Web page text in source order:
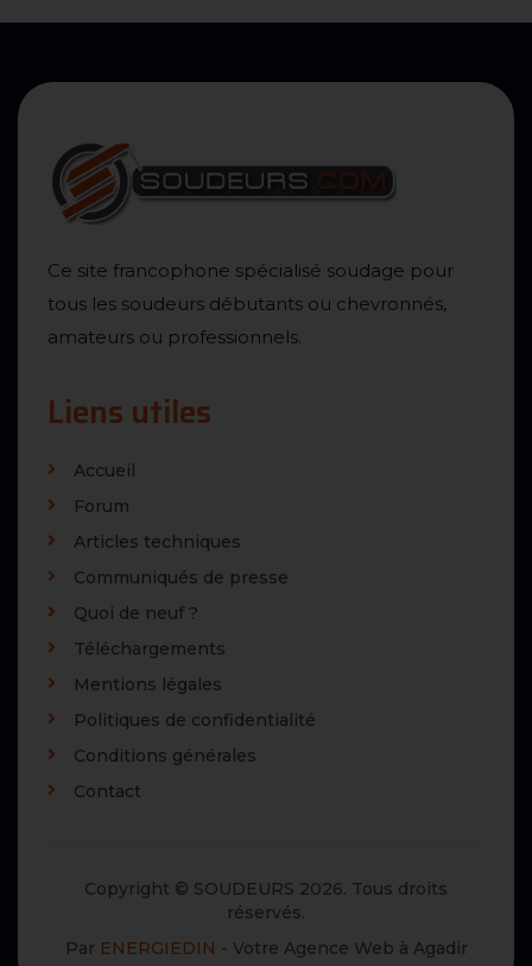
Ce site francophone spécialisé soudage pour
tous les soudeurs débutants ou chevronnés,
amateurs ou professionnels.
Liens utiles
Accueil
Forum
Articles techniques
Communiqués de presse
Quoi de neuf ?
Téléchargements
Mentions légales
Politiques de confidentialité
Conditions générales
Contact
Copyright © SOUDEURS 2026. Tous droits
réservés.
Par ENERGIEDIN - Votre Agence Web à Agadir